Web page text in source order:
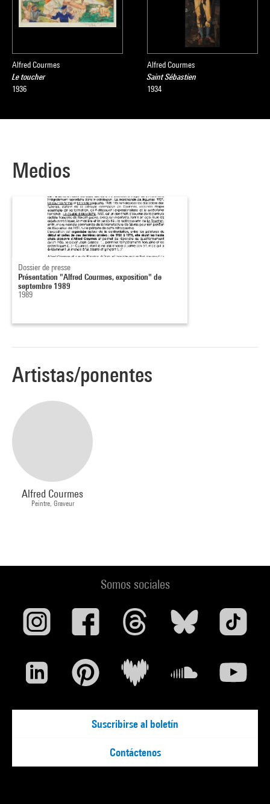
D’après le communiqué de presse de l’exposition
Alfred Courmes
Le toucher
1936
Alfred Courmes
Saint Sébastien
1934
Medios
Dossier de presse
Présentation "Alfred Courmes, exposition" de
septembre 1989
1989
Artistas/ponentes
Alfred Courmes
Peintre, Graveur
Somos sociales
Suscribirse al boletín
Contáctenos